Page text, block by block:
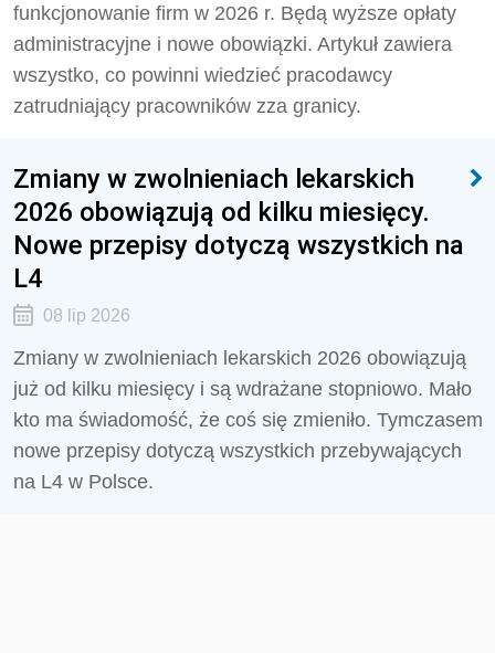
funkcjonowanie firm w 2026 r. Będą wyższe opłaty
administracyjne i nowe obowiązki. Artykuł zawiera
wszystko, co powinni wiedzieć pracodawcy
zatrudniający pracowników zza granicy.
Zmiany w zwolnieniach lekarskich
2026 obowiązują od kilku miesięcy.
Nowe przepisy dotyczą wszystkich na
L4
08 lip 2026
Zmiany w zwolnieniach lekarskich 2026 obowiązują
już od kilku miesięcy i są wdrażane stopniowo. Mało
kto ma świadomość, że coś się zmieniło. Tymczasem
nowe przepisy dotyczą wszystkich przebywających
na L4 w Polsce.